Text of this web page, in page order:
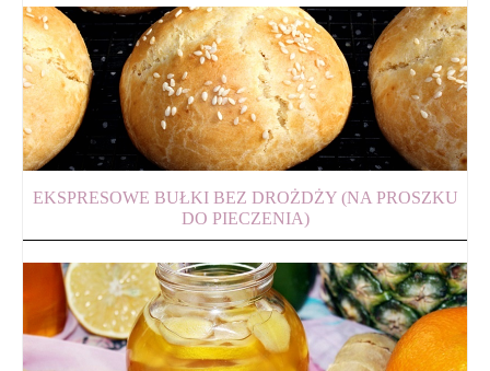
EKSPRESOWE BUŁKI BEZ DROŻDŻY (NA PROSZKU
DO PIECZENIA)